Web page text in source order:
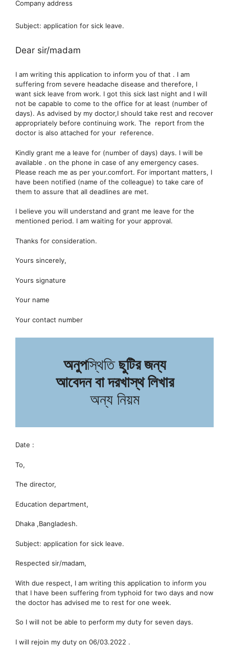
Company address
Subject: application for sick leave.
Dear sir/madam
I am writing this application to inform you of that . I am
suffering from severe headache disease and therefore, I
want sick leave from work. I got this sick last night and I will
not be capable to come to the office for at least (number of
days). As advised by my doctor,I should take rest and recover
appropriately before continuing work. The report from the
doctor is also attached for your reference.
Kindly grant me a leave for (number of days) days. I will be
available . on the phone in case of any emergency cases.
Please reach me as per your.comfort. For important matters, I
have been notified (name of the colleague) to take care of
them to assure that all deadlines are met.
I believe you will understand and grant me leave for the
mentioned period. I am waiting for your approval.
Thanks for consideration.
Yours sincerely,
Yours signature
Your name
Your contact number
অনুপস্থিতিছুটিরজন্য
আবেদন বা দরখাস্থ লিখার
অন্য নিয়ম
Date :
To,
The director,
Education department,
Dhaka ,Bangladesh.
Subject: application for sick leave.
Respected sir/madam,
With due respect, I am writing this application to inform you
that I have been suffering from typhoid for two days and now
the doctor has advised me to rest for one week.
So I will not be able to perform my duty for seven days.
I will rejoin my duty on 06/03.2022 .